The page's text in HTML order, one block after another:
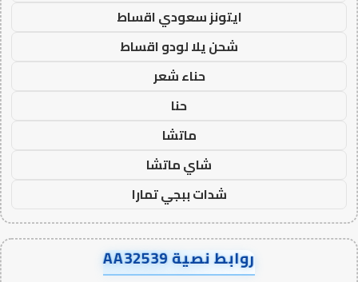
ايتونز سعودي اقساط
شحن يلا لودو اقساط
حناء شعر
حنا
ماتشا
شاي ماتشا
شدات ببجي تمارا
روابط نصية AA32539